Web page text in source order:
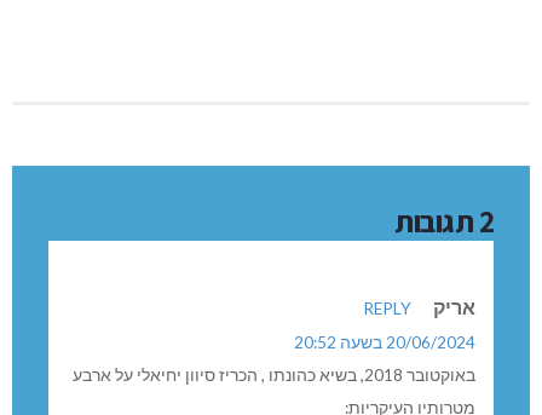
2 תגובות
אריק
REPLY
20/06/2024 בשעה 20:52
באוקטובר 2018, בשיא כהונתו , הכריז סיוון יחיאלי על ארבע
מטרותיו העיקריות: